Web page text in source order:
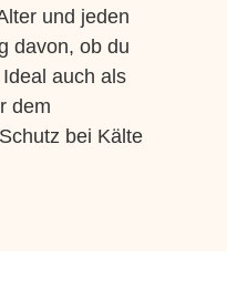
und jeden
davon, ob du
auch als
dem
bei Kälte